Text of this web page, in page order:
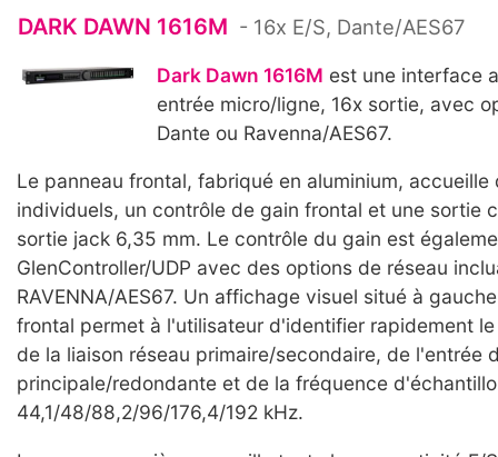
DARK DAWN 1616M - 16x E/S, Dante/AES67
Dark Dawn 1616M est une interface
entrée micro/ligne, 16x sortie, avec
Dante ou Ravenna/AES67.
Le panneau frontal, fabriqué en aluminium, accueille
individuels, un contrôle de gain frontal et une sortie
sortie jack 6,35 mm. Le contrôle du gain est
GlenController/UDP avec des options de réseau
RAVENNA/AES67. Un affichage visuel situé à
frontal permet à l'utilisateur d'identifier rapidement
de la liaison réseau primaire/secondaire, de l'entrée
principale/redondante et de la fréquence
44,1/48/88,2/96/176,4/192 kHz.